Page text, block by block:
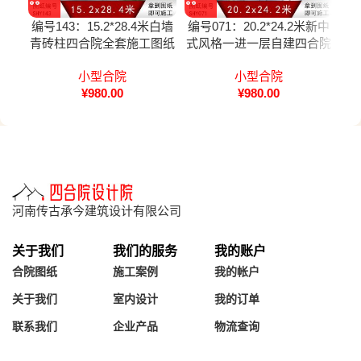
编号143：15.2*28.4米白墙
青砖柱四合院全套施工图纸
小型合院
¥980.00
编号071：20.2*24.2米新中
式风格一进一层自建四合院
小型合院
¥980.00
河南传古承今建筑设计有限公司
关于我们
合院图纸
关于我们
联系我们
我们的服务
施工案例
室内设计
企业产品
我的账户
我的帐户
我的订单
物流查询